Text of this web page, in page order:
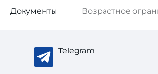
Возрастное
Документы
Telegram